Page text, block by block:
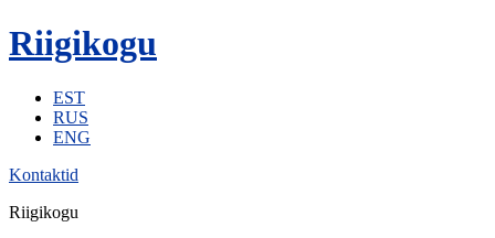
Riigikogu
EST
RUS
ENG
Kontaktid
Riigikogu